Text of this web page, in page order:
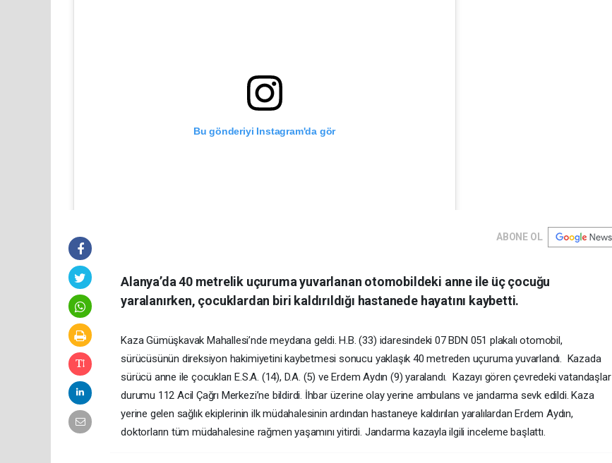
Bu gönderiyi Instagram'da gör
ABONE OL
Alanya’da 40 metrelik uçuruma yuvarlanan otomobildeki anne ile üç çocuğu
yaralanırken, çocuklardan biri kaldırıldığı hastanede hayatını kaybetti.
Kaza Gümüşkavak Mahallesi’nde meydana geldi. H.B. (33) idaresindeki 07 BDN 051 plakalı otomobil,
sürücüsünün direksiyon hakimiyetini kaybetmesi sonucu yaklaşık 40 metreden uçuruma yuvarlandı. Kazada
sürücü anne ile çocukları E.S.A. (14), D.A. (5) ve Erdem Aydın (9) yaralandı. Kazayı gören çevredeki vatandaşlar
durumu 112 Acil Çağrı Merkezi’ne bildirdi. İhbar üzerine olay yerine ambulans ve jandarma sevk edildi. Kaza
yerine gelen sağlık ekiplerinin ilk müdahalesinin ardından hastaneye kaldırılan yaralılardan Erdem Aydın,
doktorların tüm müdahalesine rağmen yaşamını yitirdi. Jandarma kazayla ilgili inceleme başlattı.